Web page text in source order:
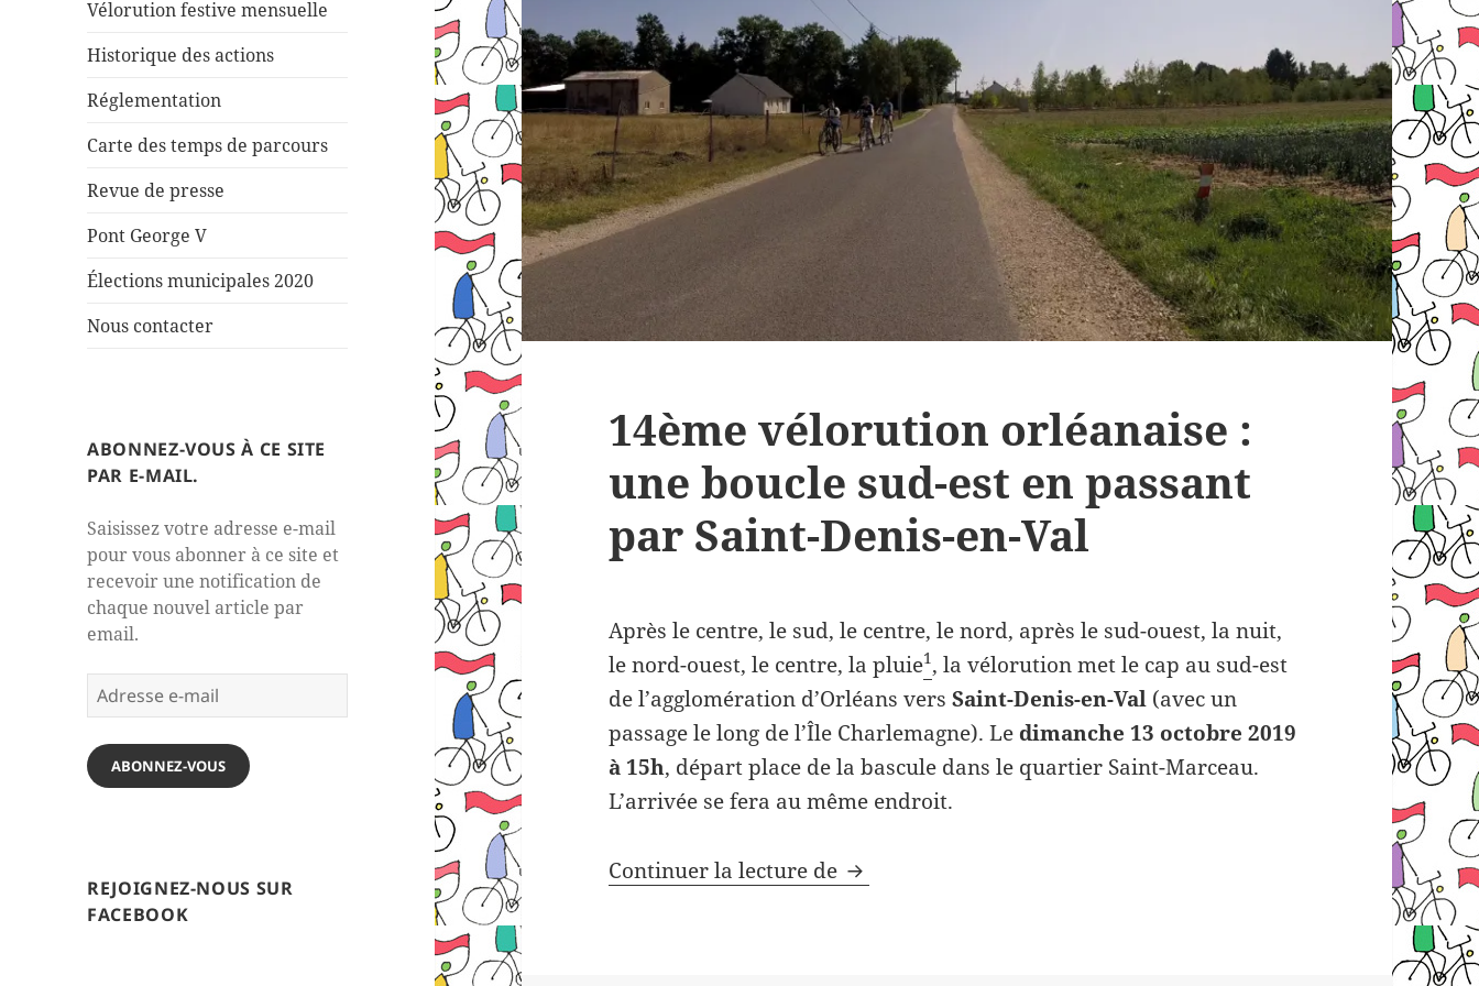
Vélorution festive mensuelle
Historique des actions
Réglementation
Carte des temps de parcours
Revue de presse
Pont George V
Élections municipales 2020
Nous contacter
ABONNEZ-VOUS À CE SITE
PAR E-MAIL.
Saisissez votre adresse e-mail
pour vous abonner à ce site et
recevoir une notification de
chaque nouvel article par
email.
Adresse
e-
mail
ABONNEZ-VOUS
REJOIGNEZ-NOUS SUR
FACEBOOK
14ème vélorution orléanaise :
une boucle sud-est en passant
par Saint-Denis-en-Val
Après le centre, le sud, le centre, le nord, après le sud-ouest, la nuit,
le nord-ouest, le centre, la pluie1, la vélorution met le cap au sud-est
de l’agglomération d’Orléans versSaint-Denis-en-Val (avec un
passage le long de l’Île Charlemagne). Le dimanche 13 octobre 2019
à 15h, départ place de la bascule dans le quartier Saint-Marceau.
L’arrivée se fera au même endroit.
Continuer la lecture de 14ème vélorution orléanaise : une boucle sud-est en passant